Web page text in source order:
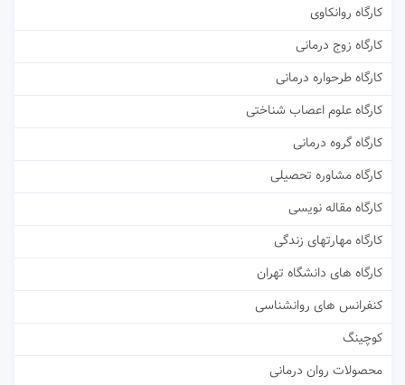
کارگاه روانکاوی
کارگاه زوج درمانی
کارگاه طرحواره درمانی
کارگاه علوم اعصاب شناختی
کارگاه گروه درمانی
کارگاه مشاوره تحصیلی
کارگاه مقاله نویسی
کارگاه مهارتهای زندگی
کارگاه های دانشگاه تهران
کنفرانس های روانشناسی
کوچینگ
محصولات روان درمانی